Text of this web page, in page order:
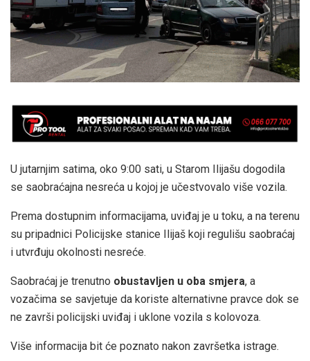
U jutarnjim satima, oko 9:00 sati, u Starom Ilijašu dogodila
se saobraćajna nesreća u kojoj je učestvovalo više vozila.
Prema dostupnim informacijama, uviđaj je u toku, a na terenu
su pripadnici Policijske stanice Ilijaš koji regulišu saobraćaj
i utvrđuju okolnosti nesreće.
Saobraćaj je trenutno obustavljen u oba smjera, a
vozačima se savjetuje da koriste alternativne pravce dok se
ne završi policijski uviđaj i uklone vozila s kolovoza.
Više informacija bit će poznato nakon završetka istrage.